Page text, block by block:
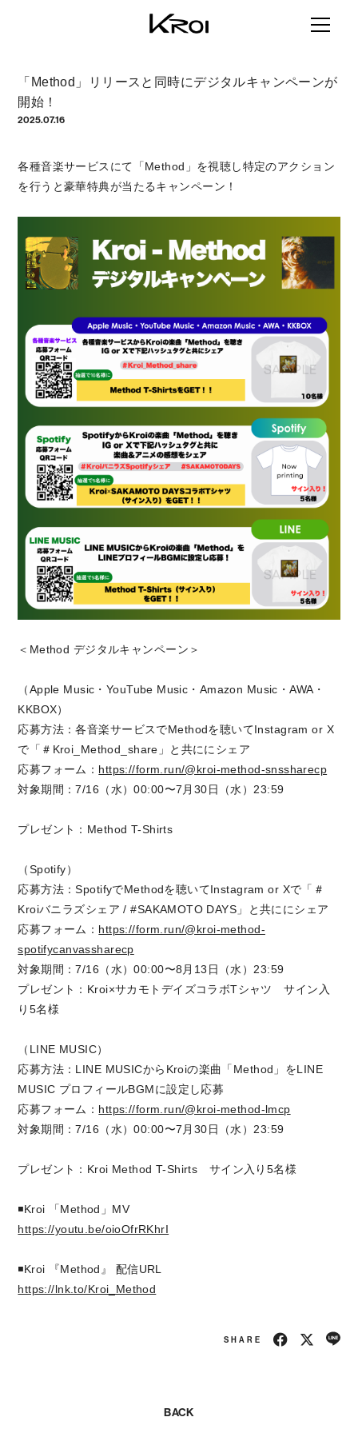
「Method」リリースと同時にデジタルキャンペーンが
開始！
2025.07.16
各種音楽サービスにて「Method」を視聴し特定のアクション
を行うと豪華特典が当たるキャンペーン！
＜Method デジタルキャンペーン＞
（Apple Music・YouTube Music・Amazon Music・AWA・
KKBOX）
応募方法：各音楽サービスでMethodを聴いてInstagram or X
で「＃Kroi_Method_share」と共ににシェア
応募フォーム： https://form.run/@kroi-method-snssharecp
対象期間：7/16（水）00:00〜7月30日（水）23:59
プレゼント：Method T-Shirts
（Spotify）
応募方法：SpotifyでMethodを聴いてInstagram or Xで「＃
Kroiバニラズシェア / #SAKAMOTO DAYS」と共ににシェア
応募フォーム： https://form.run/@kroi-method-
spotifycanvassharecp
対象期間：7/16（水）00:00〜8月13日（水）23:59
プレゼント：Kroi×サカモトデイズコラボTシャツ サイン入
り5名様
（LINE MUSIC）
応募方法：LINE MUSICからKroiの楽曲「Method」をLINE
MUSIC プロフィールBGMに設定し応募
応募フォーム： https://form.run/@kroi-method-lmcp
対象期間：7/16（水）00:00〜7月30日（水）23:59
プレゼント：Kroi Method T-Shirts サイン入り5名様
◾️Kroi 「Method」MV
https://youtu.be/oioOfrRKhrI
◾️Kroi 『Method』 配信URL
https://lnk.to/Kroi_Method
SHARE
BACK